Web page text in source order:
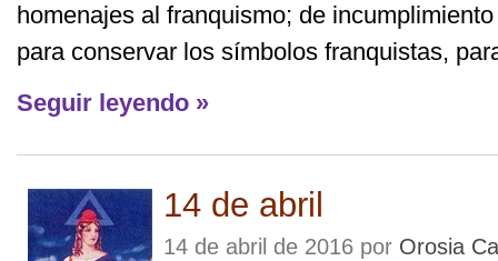
homenajes al franquismo; de
para conservar los símbolos franquistas,
Seguir leyendo »
14 de abril
14 de abril de 2016 por Orosia